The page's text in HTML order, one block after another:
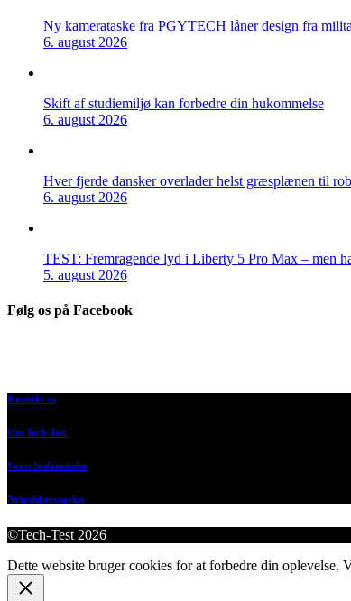
Ny kamerataske fra PGYTECH låner design fra
6. august 2026
Skift af studiemiljø kan forbedre din hukommelse
6. august 2026
Hver fjerde dansker overlader helst græsplænen til
6. august 2026
TEST: Fremragende lyd i Liberty 5 Pro Max – men
5. august 2026
Følg os på Facebook
Kontakt os
Om Tech-Test
Vores bedømmelse
Nyhedsbrevsarkiv
©Tech-Test 2026
Dette website bruger cookies for at forbedre din oplevelse.